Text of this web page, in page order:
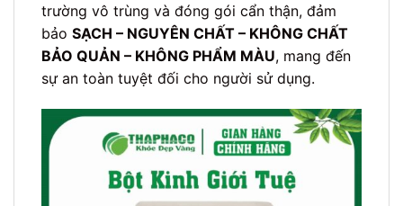
trường vô trùng và đóng gói cẩn thận, đảm
bảo SẠCH – NGUYÊN CHẤT – KHÔNG CHẤT
BẢO QUẢN – KHÔNG PHẨM MÀU, mang đến
sự an toàn tuyệt đối cho người sử dụng.